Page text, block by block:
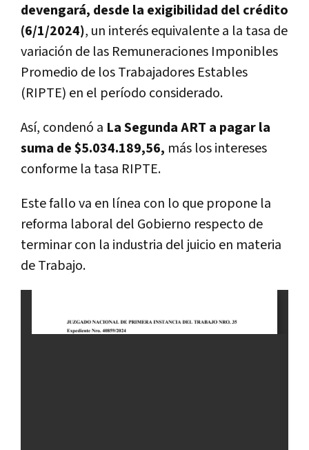
devengará, desde la exigibilidad del crédito
(6/1/2024), un interés equivalente a la tasa de
variación de las Remuneraciones Imponibles
Promedio de los Trabajadores Estables
(RIPTE) en el período considerado.
Así, condenó a La Segunda ART a pagar la
suma de $5.034.189,56, más los intereses
conforme la tasa RIPTE.
Este fallo va en línea con lo que propone la
reforma laboral del Gobierno respecto de
terminar con la industria del juicio en materia
de Trabajo.